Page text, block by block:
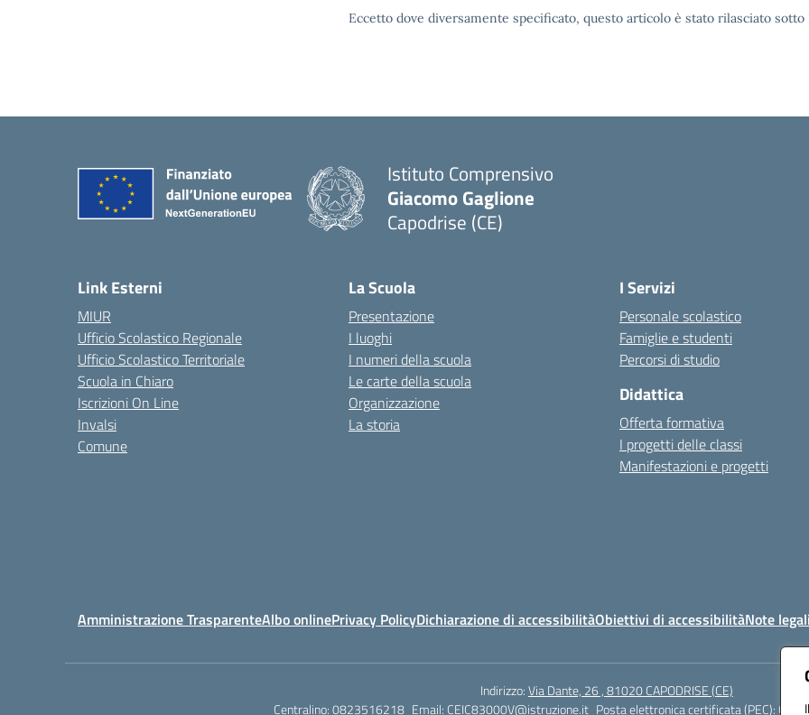
Eccetto dove diversamente specificato, questo articolo è stato rilasciato
Istituto Comprensivo
Giacomo Gaglione
Capodrise (CE)
Link Esterni
MIUR
Ufficio Scolastico Regionale
Ufficio Scolastico Territoriale
Scuola in Chiaro
Iscrizioni On Line
Invalsi
Comune
La Scuola
Presentazione
I luoghi
I numeri della scuola
Le carte della scuola
Organizzazione
La storia
I Servizi
Personale scolastico
Famiglie e studenti
Percorsi di studio
Didattica
Offerta formativa
I progetti delle classi
Manifestazioni e progetti
Amministrazione TrasparenteAlbo onlinePrivacy PolicyDichiarazione di accessibilitàObiettivi di accessibilitàNote
Indirizzo:Via Dante, 26 , 81020 CAPODRISE (CE)
Centralino:0823516218 Email: CEIC83000V@istruzione.it Posta elettronica certificata (PEC):